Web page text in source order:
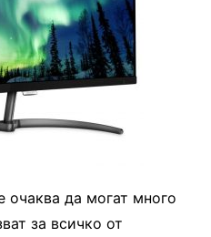
очаква да могат много
за всичко от